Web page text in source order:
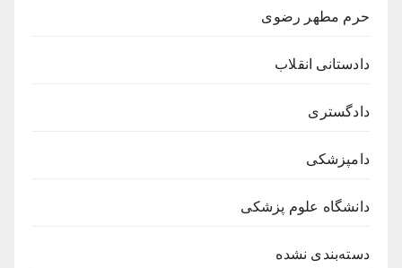
حرم مطهر رضوی
دادستانی انقلاب
دادگستری
دامپزشکی
دانشگاه علوم پزشکی
دسته‌بندی نشده